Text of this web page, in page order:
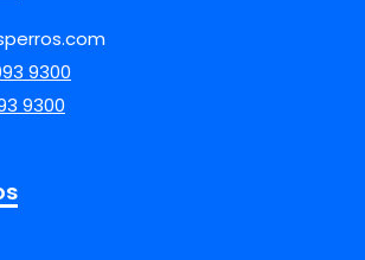
9300
9300